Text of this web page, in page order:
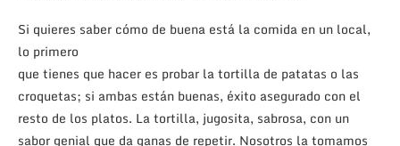
Si quieres saber cómo de buena está la comida en un local,
lo primero
que tienes que hacer es probar la tortilla de patatas o las
croquetas; si ambas están buenas, éxito asegurado con el
resto de los platos. La tortilla, jugosita, sabrosa, con un
sabor genial que da ganas de repetir. Nosotros la tomamos